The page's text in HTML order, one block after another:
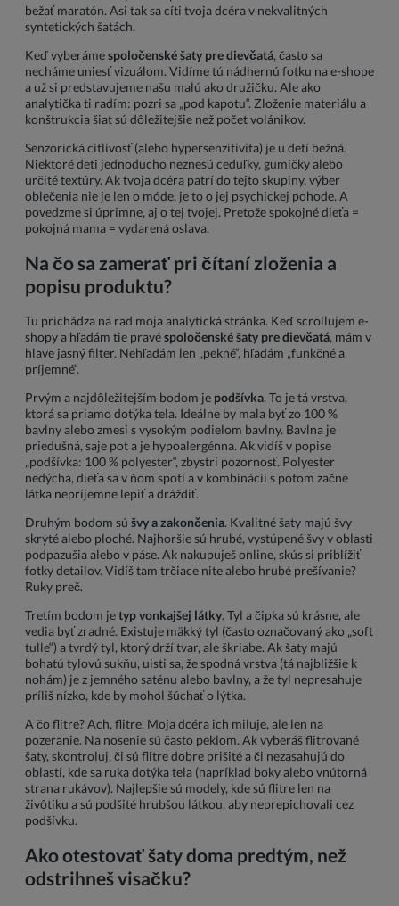
bežať maratón. Asi tak sa cíti tvoja dcéra v nekvalitných
syntetických šatách.
Keď vyberámespoločenské šaty pre dievčatá, často sa
necháme uniesť vizuálom. Vidíme tú nádhernú fotku na e-shope
a už si predstavujeme našu malú ako družičku. Ale ako
analytička ti radím: pozri sa „pod kapotu“. Zloženie materiálu a
konštrukcia šiat sú dôležitejšie než počet volánikov.
Senzorická citlivosť (alebo hypersenzitivita) je u detí bežná.
Niektoré deti jednoducho neznesú ceduľky, gumičky alebo
určité textúry. Ak tvoja dcéra patrí do tejto skupiny, výber
oblečenia nie je len o móde, je to o jej psychickej pohode. A
povedzme si úprimne, aj o tej tvojej. Pretože spokojné dieťa =
pokojná mama = vydarená oslava.
Na čo sa zamerať pri čítaní zloženia a
popisu produktu?
Tu prichádza na rad moja analytická stránka. Keď scrollujem e-
shopy a hľadám tie pravéspoločenské šaty pre dievčatá, mám v
hlave jasný filter. Nehľadám len „pekné“, hľadám „funkčné a
príjemné“.
Prvým a najdôležitejším bodom je podšívka. To je tá vrstva,
ktorá sa priamo dotýka tela. Ideálne by mala byť zo 100 %
bavlny alebo zmesi s vysokým podielom bavlny. Bavlna je
priedušná, saje pot a je hypoalergénna. Ak vidíš v popise
„podšívka: 100 % polyester“, zbystri pozornosť. Polyester
nedýcha, dieťa sa v ňom spotí a v kombinácii s potom začne
látka nepríjemne lepiť a dráždiť.
Druhým bodom sú švy a zakončenia. Kvalitné šaty majú švy
skryté alebo ploché. Najhoršie sú hrubé, vystúpené švy v oblasti
podpazušia alebo v páse. Ak nakupuješ online, skús si priblížiť
fotky detailov. Vidíš tam trčiace nite alebo hrubé prešívanie?
Ruky preč.
Tretím bodom jetyp vonkajšej látky. Tyl a čipka sú krásne, ale
vedia byť zradné. Existuje mäkký tyl (často označovaný ako „soft
tulle“) a tvrdý tyl, ktorý drží tvar, ale škriabe. Ak šaty majú
bohatú tylovú sukňu, uisti sa, že spodná vrstva (tá najbližšie k
nohám) je z jemného saténu alebo bavlny, a že tyl nepresahuje
príliš nízko, kde by mohol šúchať o lýtka.
A čo flitre? Ach, flitre. Moja dcéra ich miluje, ale len na
pozeranie. Na nosenie sú často peklom. Ak vyberáš flitrované
šaty, skontroluj, či sú flitre dobre prišité a či nezasahujú do
oblastí, kde sa ruka dotýka tela (napríklad boky alebo vnútorná
strana rukávov). Najlepšie sú modely, kde sú flitre len na
živôtiku a sú podšité hrubšou látkou, aby neprepichovali cez
podšívku.
Ako otestovať šaty doma predtým, než
odstrihneš visačku?